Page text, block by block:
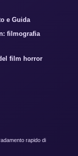
e Guida
filmografia
film horror
rapido di